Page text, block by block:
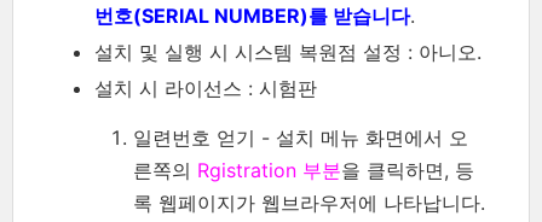
번호(SERIAL NUMBER)를 받습니다.
설치 및 실행 시 시스템 복원점 설정 : 아니오.
설치 시 라이선스 : 시험판
일련번호 얻기 - 설치 메뉴 화면에서 오
른쪽의 Rgistration 부분을 클릭하면, 등
록 웹페이지가 웹브라우저에 나타납니다.